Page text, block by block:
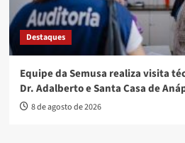
Destaques
Equipe da Semusa realiza visita
Dr. Adalberto e Santa Casa de
8 de agosto de 2026